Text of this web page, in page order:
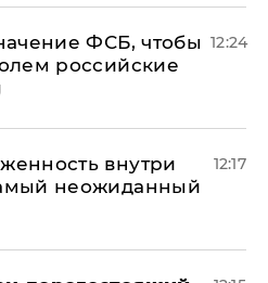
ФСБ, чтобы
российские
12:24
внутри
неожиданный
12:17